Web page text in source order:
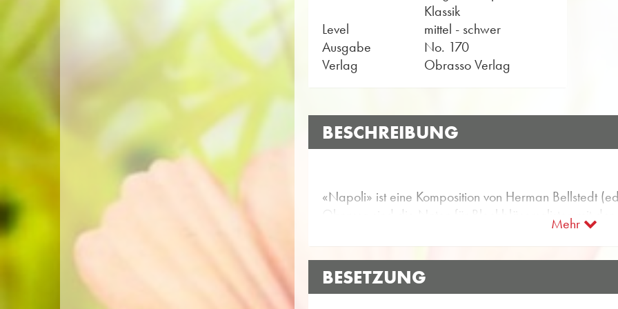
Klassik
Level
mittel - schwer
Ausgabe
No. 170
Verlag
Obrasso Verlag
BESCHREIBUNG
«Napoli» ist eine Komposition von Herman Bellstedt
Obrasso sind die Noten für Blechbläsersolisten mit der
Notenmaterial ist eingestuft im Schwierigkeitsgrad C/
Originalliteratur für Blechbläsersolisten finden Sie über
Nutzen Sie die kostenlos verfügbare Probepartitur zu
musikalischen Eindruck mit den verfügbaren
Mehr
BESETZUNG